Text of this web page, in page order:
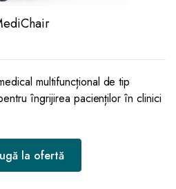
multifuncțional de tip
îngrijirea pacienților în clinici
la ofertă